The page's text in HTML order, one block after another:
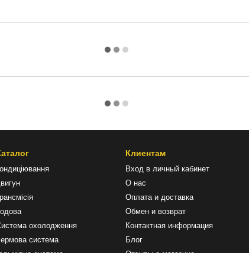
охолодження
система
Клиентам
Вход в личный кабинет
О нас
Оплата и доставка
Обмен и возврат
Контактная информация
Блог